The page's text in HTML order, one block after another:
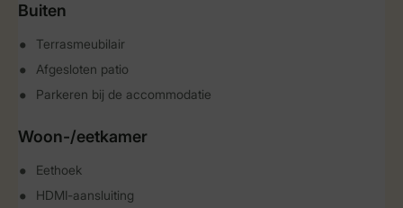
Buiten
Terrasmeubilair
Afgesloten patio
Parkeren bij de accommodatie
Woon-/eetkamer
Eethoek
HDMI-aansluiting